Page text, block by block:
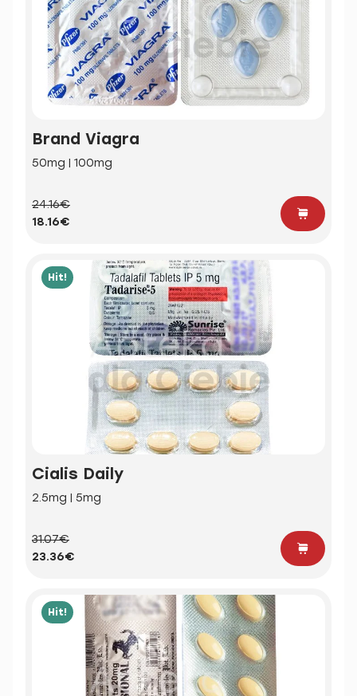
Brand Viagra
50mg | 100mg
24.16€
18.16€
Hit!
Cialis Daily
2.5mg | 5mg
31.07€
23.36€
Hit!